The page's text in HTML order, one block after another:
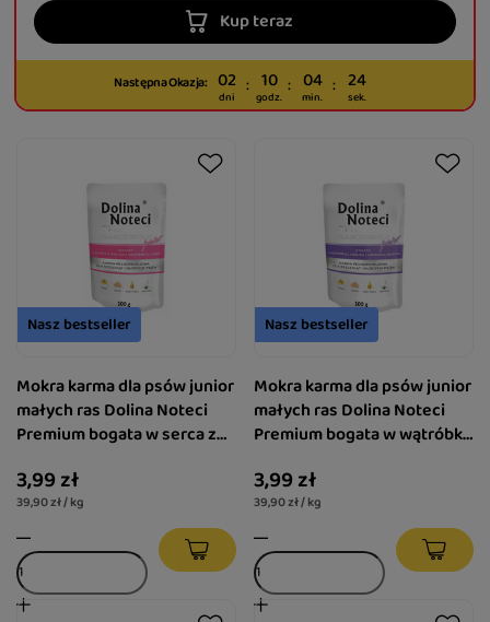
Nasz bestseller
Mokra karma dla psów junior
małych ras Dolina Noteci
Premium bogata w serca z
g
3,99 zł
39,90 zł / kg
Nasz bestseller
Mokra karma dla psów junior
małych ras Dolina Noteci
Premium bogata w wątróbkę
saszetka 100 g
3,99 zł
39,90 zł / kg
Kup teraz
Następna Okazja:
dni
02
godz.
10
min.
04
sek.
23